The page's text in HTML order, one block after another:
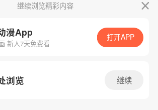
继续浏览精彩内容
漫App
新人7天免费看
打开APP
浏览 继续
漫画 起点读书 QQ阅读
备案/许可证号：粤B2-20090059-5